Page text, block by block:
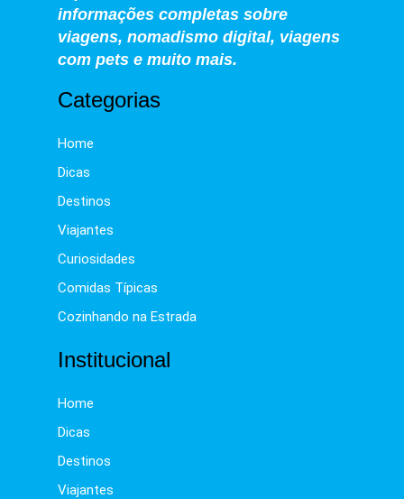
informações completas sobre
viagens, nomadismo digital, viagens
com pets e muito mais.
Categorias
Home
Dicas
Destinos
Viajantes
Curiosidades
Comidas Típicas
Cozinhando na Estrada
Institucional
Home
Dicas
Destinos
Viajantes